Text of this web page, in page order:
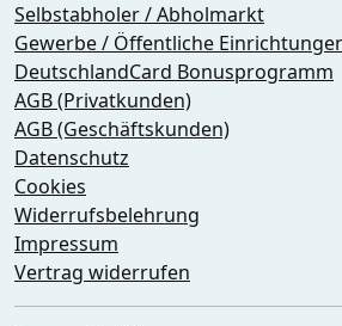
Selbstabholer / Abholmarkt
Gewerbe / Öffentliche
DeutschlandCard Bonusprogramm
AGB (Privatkunden)
AGB (Geschäftskunden)
Datenschutz
Cookies
Widerrufsbelehrung
Impressum
Vertrag widerrufen